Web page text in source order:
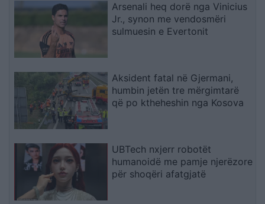
Arsenali heq dorë nga Vinicius
Jr., synon me vendosmëri
sulmuesin e Evertonit
Aksident fatal në Gjermani,
humbin jetën tre mërgimtarë
që po ktheheshin nga Kosova
UBTech nxjerr robotët
humanoidë me pamje njerëzore
për shoqëri afatgjatë